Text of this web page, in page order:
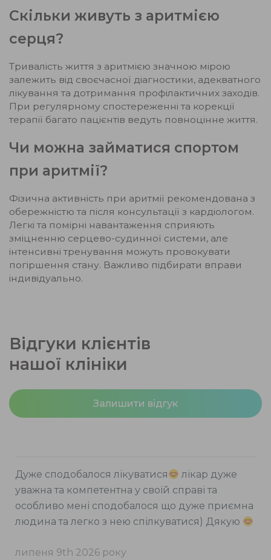
Скільки живуть з аритмією
серця?
Тривалість життя з аритмією значною мірою
залежить від своєчасної діагностики, адекватного
лікування та дотримання профілактичних заходів.
При регулярному спостереженні та корекції
терапії багато пацієнтів ведуть повноцінне життя.
Чи можна займатися спортом
при аритмії?
Фізична активність при аритмії рекомендована з
обережністю та після консультації з кардіологом.
Легкі та помірні навантаження сприяють
зміцненню серцево-судинної системи, але
інтенсивні тренування можуть провокувати
погіршення стану. Важливо підбирати вправи
індивідуально.
Відгуки клієнтів
нашої клініки
Залишити відгук
Дуже сподобалося лікуватися
лікар дуже
уважна та компетентна у своїй справі та
особливо мені сподобалося що дуже приємна
людина та легко з нею спілкуватися) Дякую
липеня 9th 2026 року